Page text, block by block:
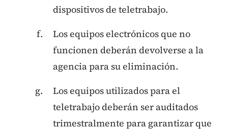
dispositivos de teletrabajo.
Los equipos electrónicos que no
funcionen deberán devolverse a la
agencia para su eliminación.
Los equipos utilizados para el
teletrabajo deberán ser auditados
trimestralmente para garantizar que